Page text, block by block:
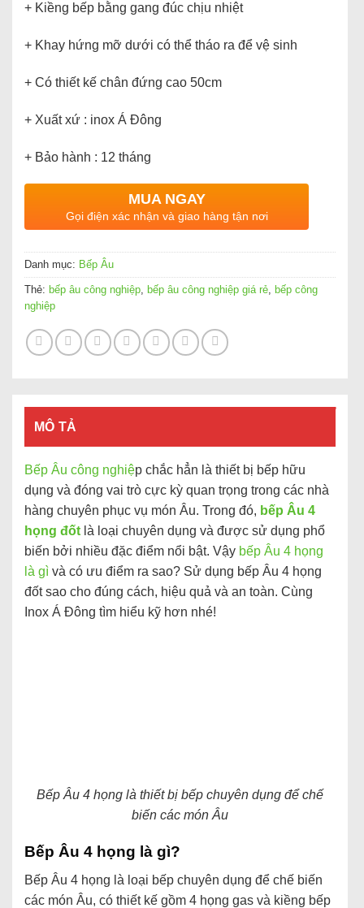
+ Kiềng bếp bằng gang đúc chịu nhiệt
+ Khay hứng mỡ dưới có thể tháo ra để vệ sinh
+ Có thiết kế chân đứng cao 50cm
+ Xuất xứ : inox Á Đông
+ Bảo hành : 12 tháng
MUA NGAY
Gọi điện xác nhận và giao hàng tận nơi
Danh mục: Bếp Âu
Thẻ: bếp âu công nghiệp, bếp âu công nghiệp giá rẻ, bếp công
nghiệp
MÔ TẢ
Bếp Âu công nghiệp chắc hẳn là thiết bị bếp hữu
dụng và đóng vai trò cực kỳ quan trọng trong các nhà
hàng chuyên phục vụ món Âu. Trong đó, bếp Âu 4
họng đốt là loại chuyên dụng và được sử dụng phổ
biến bởi nhiều đặc điểm nổi bật. Vậy bếp Âu 4 họng
là gì và có ưu điểm ra sao? Sử dụng bếp Âu 4 họng
đốt sao cho đúng cách, hiệu quả và an toàn. Cùng
Inox Á Đông tìm hiểu kỹ hơn nhé!
Bếp Âu 4 họng là thiết bị bếp chuyên dụng để chế
biến các món Âu
Bếp Âu 4 họng là gì?
Bếp Âu 4 họng là loại bếp chuyên dụng để chế biến
các món Âu, có thiết kế gồm 4 họng gas và kiềng bếp